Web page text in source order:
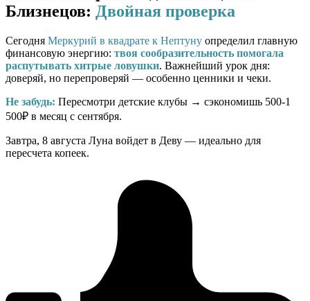
Близнецов: Двойная проверка
Сегодня Меркурий в квадрате к Нептуну определил главную
финансовую энергию: твоя сообразительность помогала
распутывать хитрые ловушки. Важнейший урок дня:
доверяй, но перепроверяй — особенно ценники и чеки.
Не забудь: Пересмотри детские клубы → сэкономишь 500-1
500₽ в месяц с сентября.
Завтра, 8 августа Луна войдет в Деву — идеально для
пересчета копеек.